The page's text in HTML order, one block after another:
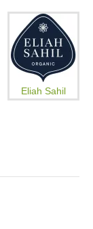
Eliah Sahil